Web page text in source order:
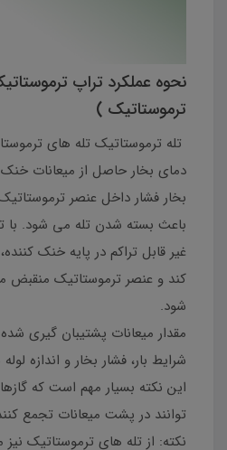
ترموستاتیک )
تله ترموستاتیک تله های
دمای بخار حاصل از میعانات
بخار فشار داخل عنصر
باعث بسته شدن تله می شود. با
غیر قابل تراکم در پایه خنک
کند و عنصر ترموستاتیک منقبض
شود.
مقدار میعانات پشتیبان گیری
شرایط بار، فشار بخار و اندازه
این نکته بسیار مهم است که
توانند در پشت میعانات تجمع
نکته: از تله های ترموستاتیک